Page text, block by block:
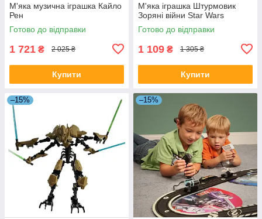
М'яка музична іграшка Кайло
Рен
Готово до відправки
1 721 ₴ 2 025 ₴
Купити
М'яка іграшка Штурмовик
Зоряні війни Star Wars
Готово до відправки
1 109 ₴ 1 305 ₴
Купити
–15% –15%